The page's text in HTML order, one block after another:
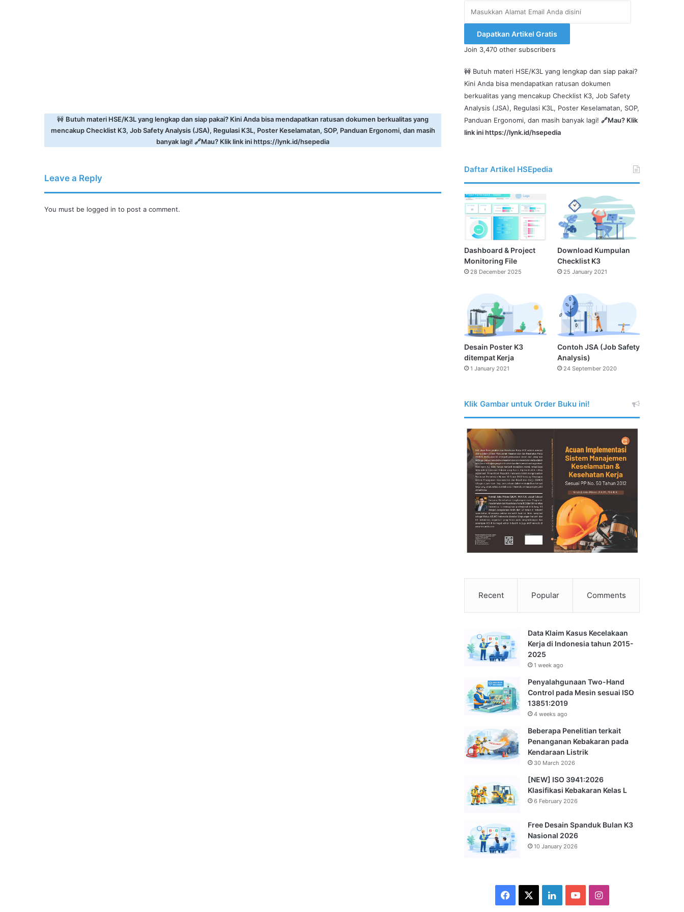
🚧 Butuh materi HSE/K3L yang lengkap dan siap pakai? Kini Anda bisa mendapatkan ratusan dokumen berkualitas yang
mencakup Checklist K3, Job Safety Analysis (JSA), Regulasi K3L, Poster Keselamatan, SOP, Panduan Ergonomi, dan masih
banyak lagi! 🔗Mau? Klik link inihttps://lynk.id/hsepedia
Leave a Reply
You must be logged in to post a comment.
Alamat
Anda
disini
Dapatkan Artikel Gratis
Join 3,470 other subscribers
🚧 Butuh materi HSE/K3L yang lengkap dan siap pakai?
Kini Anda bisa mendapatkan ratusan dokumen
berkualitas yang mencakup Checklist K3, Job Safety
Analysis (JSA), Regulasi K3L, Poster Keselamatan, SOP,
Panduan Ergonomi, dan masih banyak lagi!🔗Mau? Klik
link inihttps://lynk.id/hsepedia
Daftar Artikel HSEpedia
Dashboard & Project
Monitoring File
28 December 2025
Download Kumpulan
Checklist K3
25 January 2021
Desain Poster K3
ditempat Kerja
1 January 2021
Contoh JSA (Job Safety
Analysis)
24 September 2020
Klik Gambar untuk Order Buku ini!
Recent Popular Comments
Data Klaim Kasus Kecelakaan
Kerja di Indonesia tahun 2015-
2025
1 week ago
Penyalahgunaan Two-Hand
Control pada Mesin sesuai ISO
13851:2019
4 weeks ago
Beberapa Penelitian terkait
Penanganan Kebakaran pada
Kendaraan Listrik
30 March 2026
[NEW] ISO 3941:2026
Klasifikasi Kebakaran Kelas L
6 February 2026
Free Desain Spanduk Bulan K3
Nasional 2026
10 January 2026
Facebook LinkedInYouTubeInstagram